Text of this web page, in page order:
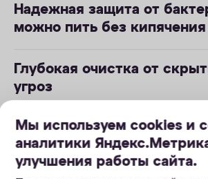
Надежная защита от
можно пить без кипячения
Глубокая очистка от
угроз
Легкая и безопасная
модулей одной рукой
Мы используем cookies и
аналитики
улучшения работы сайта.